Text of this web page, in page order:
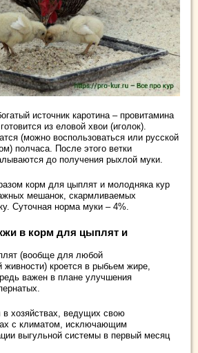
источник каротина – провитамина
из еловой хвои (иголок).
(можно воспользоваться или русской
полчаса. После этого ветки
до получения рыхлой муки.
корм для цыплят и молодняка кур
мешанок, скармливаемых
Суточная норма муки – 4%.
в корм для цыплят и
(вообще для любой
живности) кроется в рыбьем жире,
важен в плане улучшения
хозяйствах, ведущих свою
с климатом, исключающим
выгульной системы в первый месяц